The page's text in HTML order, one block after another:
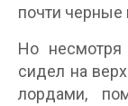
почти
Но несмотря
сидел на
лордами,